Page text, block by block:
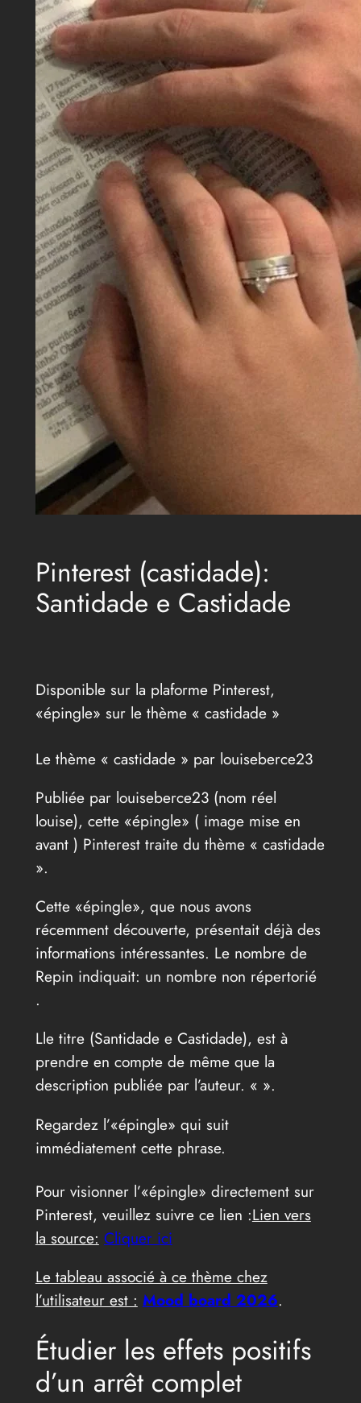
Pinterest (castidade):
Santidade e Castidade
Disponible sur la plaforme Pinterest,
«épingle» sur le thème « castidade »
Le thème « castidade » par louiseberce23
Publiée par louiseberce23 (nom réel
louise), cette «épingle» ( image mise en
avant ) Pinterest traite du thème « castidade
».
Cette «épingle», que nous avons
récemment découverte, présentait déjà des
informations intéressantes. Le nombre de
Repin indiquait: un nombre non répertorié
.
Lle titre (Santidade e Castidade), est à
prendre en compte de même que la
description publiée par l’auteur. « ».
Regardez l’«épingle» qui suit
immédiatement cette phrase.
Pour visionner l’«épingle» directement sur
Pinterest, veuillez suivre ce lien :Lien vers
la source: Cliquer ici
Le tableau associé à ce thème chez
l’utilisateur est : Mood board 2026.
Étudier les effets positifs
d’un arrêt complet